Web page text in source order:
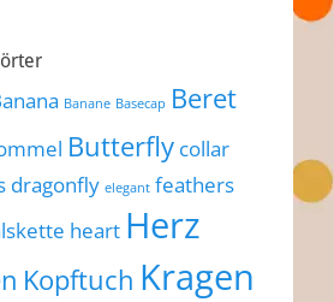
Banane Basecap Beret
Butterfly collar
dragonfly elegant feathers
heart Herz
Kopftuch Kragen